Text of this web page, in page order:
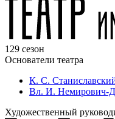
129 сезон
Основатели театра
К. С.
Вл. И. Немирович-
Художественный